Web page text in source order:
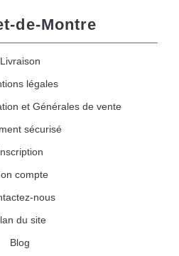
de-Montre
Livraison
légales
et Générales de vente
sécurisé
compte
nous
du site
Blog